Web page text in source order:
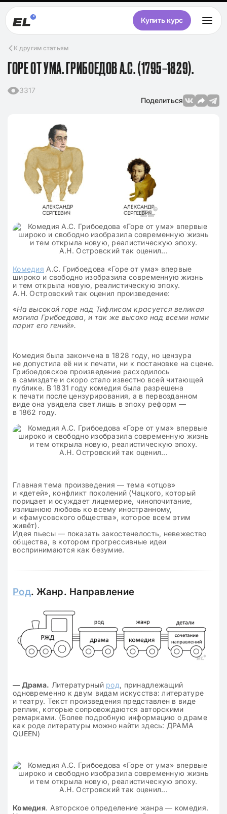
Купить курс
К другим статьям
ГОРЕ ОТ УМА. ГРИБОЕДОВ А.С. (1795–1829).
3317
Поделиться
Комедия А.С. Грибоедова «Горе от ума» впервые
широко и свободно изобразила современную жизнь
и тем открыла новую, реалистическую эпоху.
А.Н. Островский так оценил произведение:
«На высокой горе над Тифлисом красуется великая
могила Грибоедова, и так же высоко над всеми нами
парит его гений».
Комедия была закончена в 1828 году, но цензура
не допустила её ни к печати, ни к постановке на сцене.
Грибоедовское произведение расходилось
в самиздате и скоро стало известно всей читающей
публике. В 1831 году комедия была разрешена
к печати после цензурирования, а в первозданном
виде она увидела свет лишь в эпоху реформ —
в 1862 году.
Главная тема произведения — тема «отцов»
и «детей», конфликт поколений (Чацкого, который
порицает и осуждает лицемерие, чинопочитание,
излишнюю любовь ко всему иностранному,
и «фамусовского общества», которое всем этим
живёт).
Идея пьесы — показать закостенелость, невежество
общества, в котором прогрессивные идеи
воспринимаются как безумие.
Род. Жанр. Направление
— Драма. Литературный род, принадлежащий
одновременно к двум видам искусства: литературе
и театру. Текст произведения представлен в виде
реплик, которые сопровождаются авторскими
ремарками. (Более подробную информацию о драме
как роде литературы можно найти здесь: ДРАМА
QUEEN)
Комедия. Авторское определение жанра — комедия.